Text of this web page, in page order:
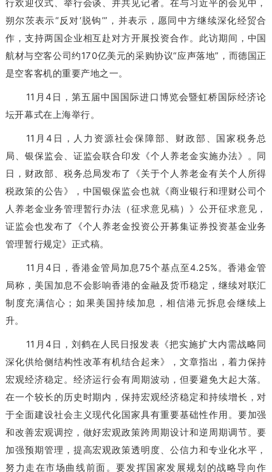
行欢迎仪式、举行会谈、并共见记者。在与习近平的会见中，
朔尔茨表示“反对‘脱钩’”，并表示，愿同中方继续深化经贸合
作，支持两国企业相互赴对方开展投资合作。此访期间，中国
航材与空客公司约170亿美元的采购协议“应声落地”，而德国正
是空客客机的重要产地之一。
11月4日，第五届中国国际进口博览会暨虹桥国际经济论
坛开幕式在上海举行。
11月4日，人力资源社会保障部、财政部、国家税务总
局、银保监会、证监会联合印发《个人养老金实施办法》。同
日，财政部、税务总局发布了《关于个人养老金有关个人所得
税政策的公告》，中国银保监会也就《商业银行和理财公司个
人养老金业务管理暂行办法（征求意见稿）》公开征求意见，
证监会也发布了《个人养老金投资公开募集证券投资基金业务
管理暂行规定》正式稿。
11月4日，香港金管局加息75个基点至4.25%。香港金管
局称，美国加息不会影响香港的金融及货币稳定，继续对联汇
制度充满信心；如果美国持续加息，相信港元拆息会继续上
升。
11月4日，刘鹤在人民日报发表《把实施扩大内需战略同
深化供给侧结构性改革有机结合起来》，文章指出，着力保持
宏观经济稳定。经济运行会有周期波动，但要避免大起大落。
在一个较长的历史时期内，保持宏观经济稳定和持续增长，对
于全面建设社会主义现代化国家具有重要基础性作用。要加强
和改善宏观调控，做好宏观政策跨周期设计和逆周期调节。要
加强预期管理，提高宏观政策透明度、公信力和专业化水平，
努力走在市场曲线前面。要发挥国家发展规划的战略导向作